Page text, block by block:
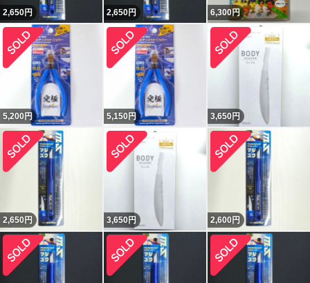
2,650円 2,650円 6,300円
5,200 円 5,150 円 3,650円
2,650円 3,650円 2,600円